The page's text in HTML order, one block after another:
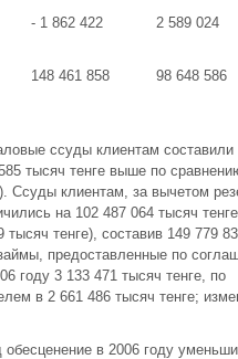
- 1 862 422 2 589 024
148 461 858 98 648 586
ссуды клиентам составили
тысяч тенге выше по
Ссуды клиентам, за вычетом
на 102 487 064 тысяч
тенге), составив 149 779
предоставленные по
году 3 133 471 тысяч тенге, по
в 2 661 486 тысяч тенге;
в 2006 году